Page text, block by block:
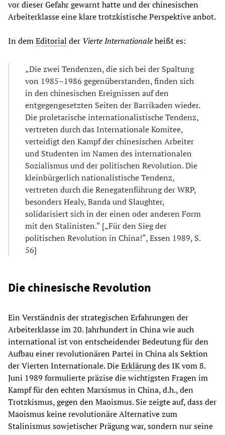
vor dieser Gefahr gewarnt hatte und der chinesischen
Arbeiterklasse eine klare trotzkistische Perspektive anbot.
In demEditorial der Vierte Internationaleheißt es:
„Die zwei Tendenzen, die sich bei der Spaltung
von 1985–1986 gegenüberstanden, finden sich
in den chinesischen Ereignissen auf den
entgegengesetzten Seiten der Barrikaden wieder.
Die proletarische internationalistische Tendenz,
vertreten durch das Internationale Komitee,
verteidigt den Kampf der chinesischen Arbeiter
und Studenten im Namen des internationalen
Sozialismus und der politischen Revolution. Die
kleinbürgerlich nationalistische Tendenz,
vertreten durch die Renegatenführung der WRP,
besonders Healy, Banda und Slaughter,
solidarisiert sich in der einen oder anderen Form
mit den Stalinisten.“ [„Für den Sieg der
politischen Revolution in China!“, Essen 1989, S.
56]
Die chinesische Revolution
Ein Verständnis der strategischen Erfahrungen der
Arbeiterklasse im 20. Jahrhundert in China wie auch
international ist von entscheidender Bedeutung für den
Aufbau einer revolutionären Partei in China als Sektion
der Vierten Internationale. DieErklärungdes IK vom 8.
Juni 1989 formulierte präzise die wichtigsten Fragen im
Kampf für den echten Marxismus in China, d.h., den
Trotzkismus, gegen den Maoismus. Sie zeigte auf, dass der
Maoismus keine revolutionäre Alternative zum
Stalinismus sowjetischer Prägung war, sondern nur seine